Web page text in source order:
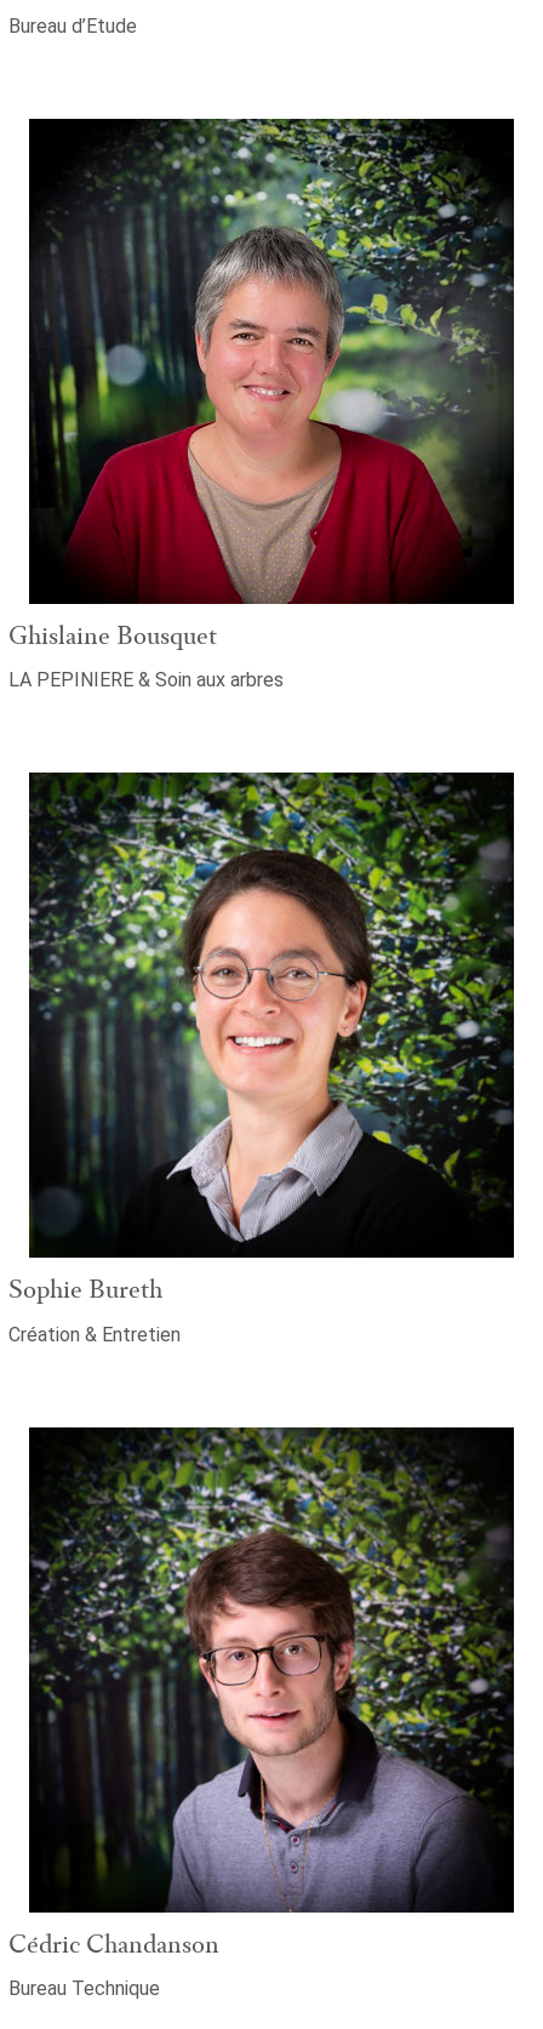
Bureau d’Etude
Ghislaine Bousquet
LA PEPINIERE & Soin aux arbres
Sophie Bureth
Création & Entretien
Cédric Chandanson
Bureau Technique